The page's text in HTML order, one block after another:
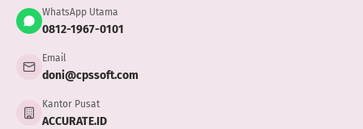
WhatsApp Utama
0812-1967-0101
Email
doni@cpssoft.com
Kantor Pusat
ACCURATE.ID